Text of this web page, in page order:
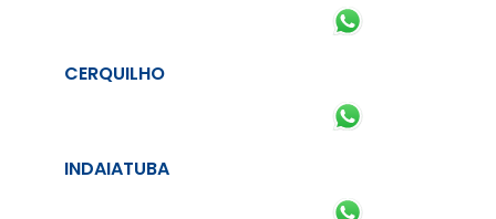
CERQUILHO
INDAIATUBA